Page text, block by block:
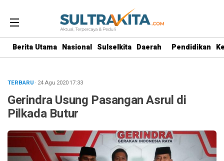
Berita Utama Nasional Sulselkita Daerah Pendidikan
TERBARU · 24 Agu 202017:33
Gerindra Usung Pasangan Asrul di
Pilkada Butur